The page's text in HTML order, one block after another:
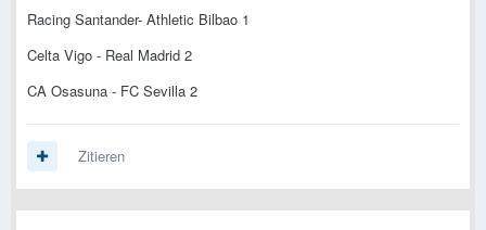
Racing Santander- Athletic Bilbao 1
Celta Vigo - Real Madrid 2
CA Osasuna - FC Sevilla 2
Zitieren